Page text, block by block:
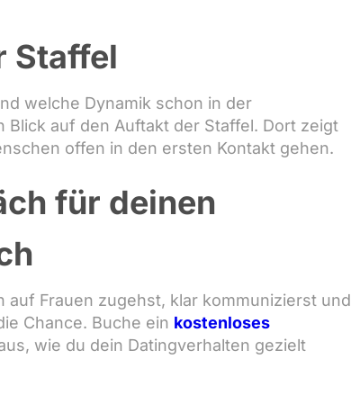
Staffel
welche Dynamik schon in der
auf den Auftakt der Staffel. Dort zeigt
offen in den ersten Kontakt gehen.
für deinen
Frauen zugehst, klar kommunizierst und
Chance. Buche ein kostenloses
wie du dein Datingverhalten gezielt